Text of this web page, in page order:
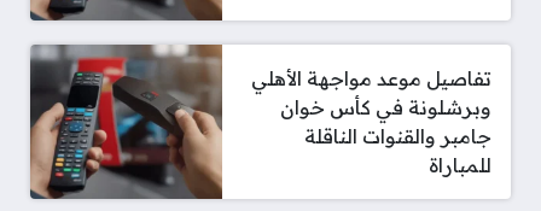
تفاصيل موعد مواجهة الأهلي
وبرشلونة في كأس خوان
جامبر والقنوات الناقلة
للمباراة